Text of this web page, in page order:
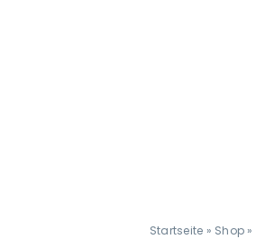
Startseite » Shop »